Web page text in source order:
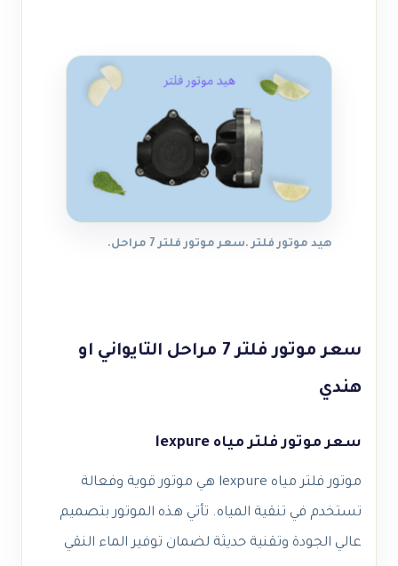
هيد موتور فلتر .سعر موتور فلتر 7 مراحل.
سعر موتور فلتر 7 مراحل التايواني او
هندي
سعر موتور فلتر مياه lexpure
موتور فلتر مياه lexpure هي موتور قوية وفعالة
تستخدم في تنقية المياه. تأتي هذه الموتور بتصميم
عالي الجودة وتقنية حديثة لضمان توفير الماء النقي